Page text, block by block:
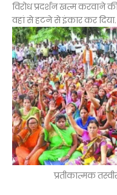
विरोध प्रदर्शन खत्म
वहां से हटने से इंकार कर दिया.
प्रतीकात्मक